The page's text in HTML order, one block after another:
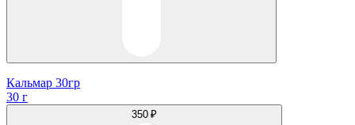
Кальмар 30гр
30 г
350 ₽